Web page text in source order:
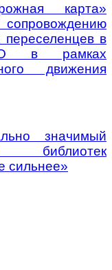
карта»
сопровождению
в
в рамках
движения
значимый
библиотек
сильнее»